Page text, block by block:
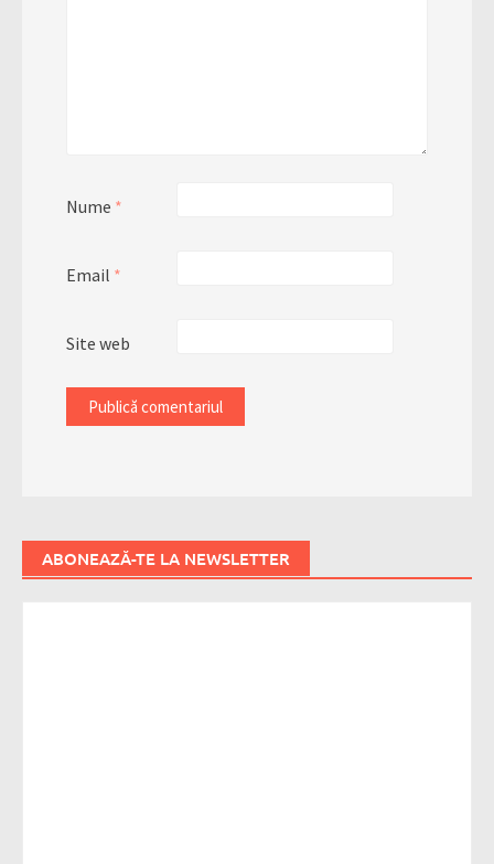
Nume *
Email *
Site web
ABONEAZĂ-TE LA NEWSLETTER